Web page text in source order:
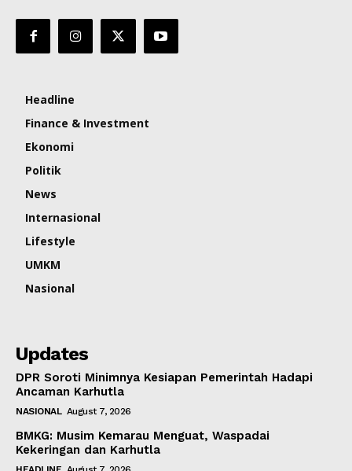
Headline
Finance & Investment
Ekonomi
Politik
News
Internasional
Lifestyle
UMKM
Nasional
Updates
DPR Soroti Minimnya Kesiapan Pemerintah Hadapi
Ancaman Karhutla
NASIONAL August 7, 2026
BMKG: Musim Kemarau Menguat, Waspadai
Kekeringan dan Karhutla